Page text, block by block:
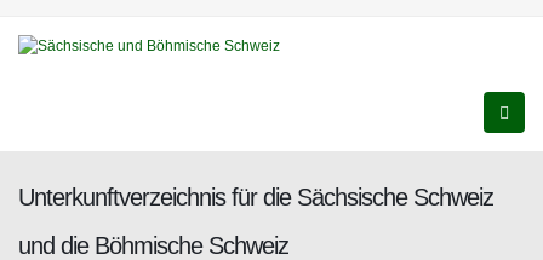
Unterkunftverzeichnis für die Sächsische Schweiz
und die Böhmische Schweiz